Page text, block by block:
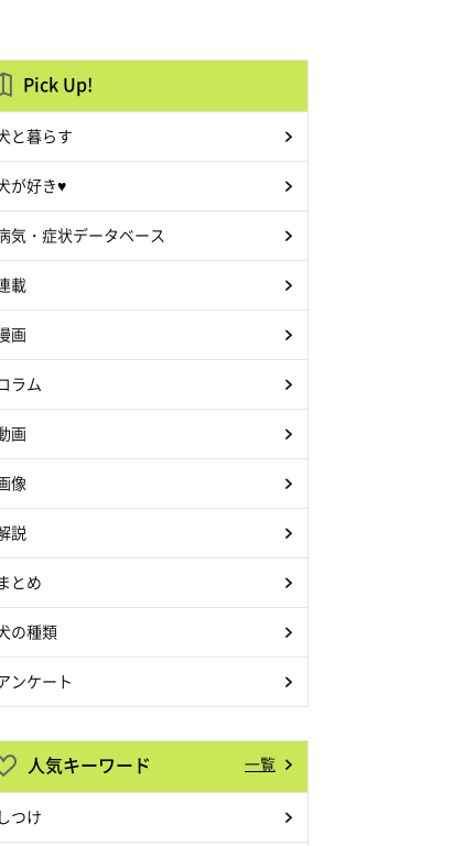
Pick Up!
と暮らす
が好き♥
気・症状データベース
載
画
ラム
画
像
説
とめ
の種類
ンケート
人気キーワード 一覧
しつけ